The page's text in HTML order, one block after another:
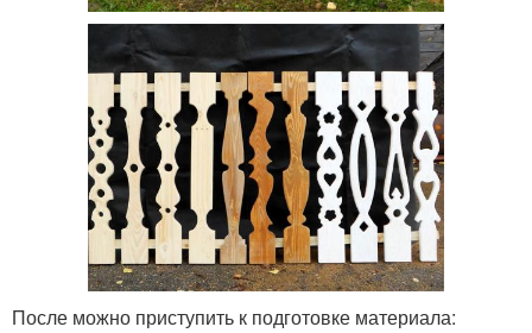
После можно приступить к подготовке материала: